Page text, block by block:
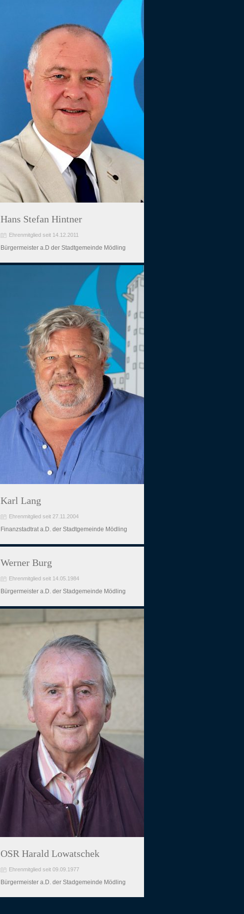
Hans Stefan Hintner
Ehrenmitglied seit 14.12.2011
Bürgermeister a.D der Stadtgemeinde Mödling
Karl Lang
Ehrenmitglied seit 27.11.2004
Finanzstadtrat a.D. der Stadtgemeinde Mödling
Werner Burg
Ehrenmitglied seit 14.05.1984
Bürgermeister a.D. der Stadgemeinde Mödling
OSR Harald Lowatschek
Ehrenmitglied seit 09.09.1977
Bürgermeister a.D. der Stadgemeinde Mödling